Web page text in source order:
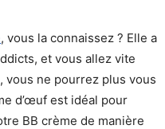
, vous la connaissez ? Elle a
et vous allez vite
vous ne pourrez plus vous
d’œuf est idéal pour
BB crème de manière